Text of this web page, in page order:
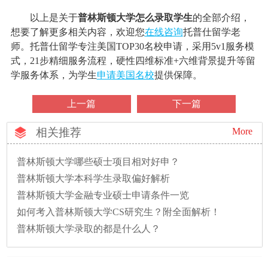
以上是关于普林斯顿大学怎么录取学生的全部介绍，
想要了解更多相关内容，欢迎您在线咨询托普仕留学老
师。托普仕留学专注美国TOP30名校申请，采用5v1服务模
式，21步精细服务流程，硬性四维标准+六维背景提升等留
学服务体系，为学生申请美国名校提供保障。
上一篇 下一篇
相关推荐 More
普林斯顿大学哪些硕士项目相对好申？
普林斯顿大学本科学生录取偏好解析
普林斯顿大学金融专业硕士申请条件一览
如何考入普林斯顿大学CS研究生？附全面解析！
普林斯顿大学录取的都是什么人？